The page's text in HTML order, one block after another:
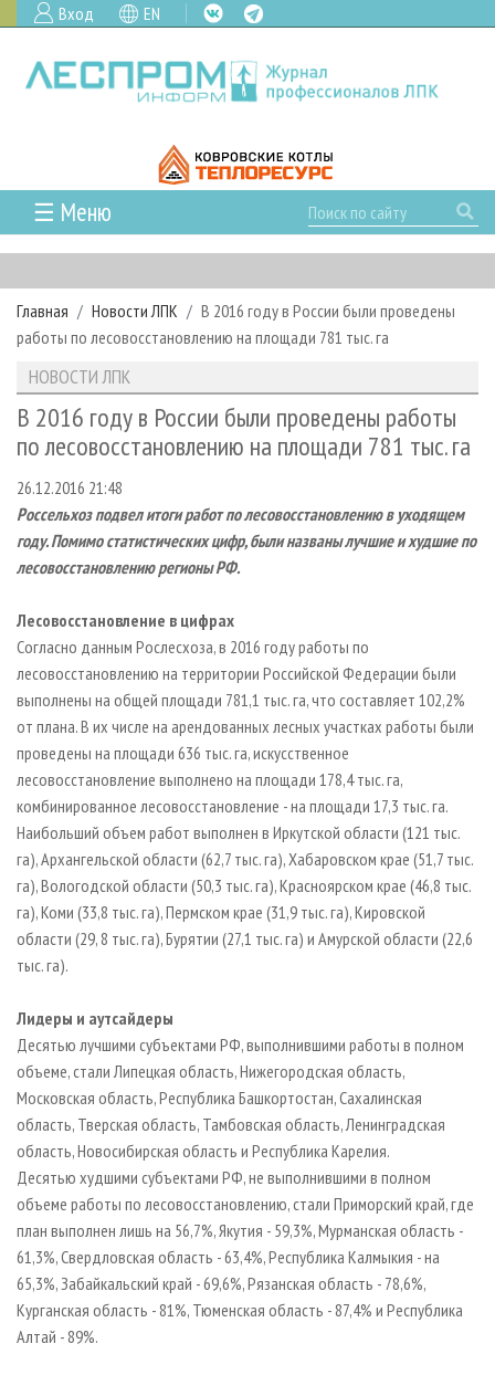
Вход EN
☰ Меню
ГЛАВНАЯ
РУБРИКИ И ТЕМЫ
РУБРИКИ ЖУРНАЛА
ЛЕСОЗАГОТОВКА
ЛЕСОПИЛЕНИЕ
СУШКА ДРЕВЕСИНЫ
ПРОИЗВОДСТВО ДРЕВЕСНЫХ ПЛИТ
ДЕРЕВЯННОЕ ДОМОСТРОЕНИЕ
ПРОИЗВОДСТВО МЕБЕЛИ
БИОЭНЕРГЕТИКА
ЦБП
ИНСТРУМЕНТ И МАТЕРИАЛЫ
НОВОСТИ
НОВОСТИ ЛПК
НОВОСТИ ЖУРНАЛА
ПРОЕКТЫ ЛПИ
АНАЛИТИКА
ПРЕДПРИЯТИЯ ЛПК
ПЕРСОНЫ
МОБИЛЬНЫЕ ВЫСТАВКИ
ОФИЦИАЛЬНЫЕ ДЕЛЕГАЦИИ
ПРИОРИТЕТНЫЕ ИНВЕСТПРОЕКТЫ
RUSSIAN FORESTRY REVIEW
ГАЗЕТА ЛЕСПРОМФОРУМ
БИБЛИОТЕКА СПЕЦИАЛИСТА
АРХИВ
АРХИВ ЖУРНАЛОВ
СТАТЬИ
О ЖУРНАЛЕ
ПОДПИСКА
КОНТАКТЫ
РЕКЛАМОДАТЕЛЯМ
РЕКЛАМА
РЕКЛАМА НА САЙТЕ
Главная Новости ЛПК
В 2016 году в России были проведены
работы по лесовосстановлению на площади 781 тыс. га
НОВОСТИ ЛПК
В 2016 году в России были проведены работы
по лесовосстановлению на площади 781 тыс. га
26.12.2016 21:48
Россельхоз подвел итоги работ по лесовосстановлению в уходящем
году. Помимо статистических цифр, были названы лучшие и худшие по
лесовосстановлению регионы РФ.
Лесовосстановление в цифрах
Согласно данным Рослесхоза, в 2016 году работы по
лесовосстановлению на территории Российской Федерации были
выполнены на общей площади 781,1 тыс. га, что составляет 102,2%
от плана. В их числе на арендованных лесных участках работы были
проведены на площади 636 тыс. га, искусственное
лесовосстановление выполнено на площади 178,4 тыс. га,
комбинированное лесовосстановление - на площади 17,3 тыс. га.
Наибольший объем работ выполнен в Иркутской области (121 тыс.
га), Архангельской области (62,7 тыс. га), Хабаровском крае (51,7 тыс.
га), Вологодской области (50,3 тыс. га), Красноярском крае (46,8 тыс.
га), Коми (33,8 тыс. га), Пермском крае (31,9 тыс. га), Кировской
области (29, 8 тыс. га), Бурятии (27,1 тыс. га) и Амурской области (22,6
тыс. га).
Лидеры и аутсайдеры
Десятью лучшими субъектами РФ, выполнившими работы в полном
объеме, стали Липецкая область, Нижегородская область,
Московская область, Республика Башкортостан, Сахалинская
область, Тверская область, Тамбовская область, Ленинградская
область, Новосибирская область и Республика Карелия.
Десятью худшими субъектами РФ, не выполнившими в полном
объеме работы по лесовосстановлению, стали Приморский край, где
план выполнен лишь на 56,7%, Якутия - 59,3%, Мурманская область -
61,3%, Свердловская область - 63,4%, Республика Калмыкия - на
65,3%, Забайкальский край - 69,6%, Рязанская область - 78,6%,
Курганская область - 81%, Тюменская область - 87,4% и Республика
Алтай - 89%.